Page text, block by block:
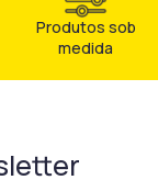
Produtos sob
medida